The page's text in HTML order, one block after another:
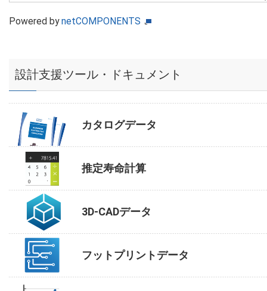
Powered bynetCOMPONENTS
設計支援ツール・ドキュメント
カタログデータ
推定寿命計算
3D-CADデータ
フットプリントデータ